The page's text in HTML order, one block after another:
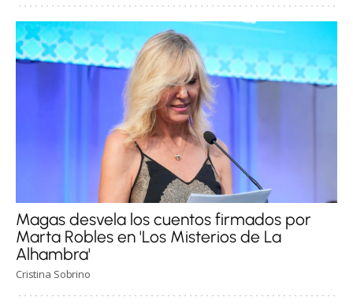
Magas desvela los cuentos firmados por
Marta Robles en 'Los Misterios de La
Alhambra'
Cristina Sobrino